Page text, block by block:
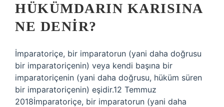
HÜKÜMDARIN KARISINA
NE DENIR?
İmparatoriçe, bir imparatorun (yani daha doğrusu
bir imparatoriçenin) veya kendi başına bir
imparatoriçenin (yani daha doğrusu, hüküm süren
bir imparatoriçenin) eşidir.12 Temmuz
2018İmparatoriçe, bir imparatorun (yani daha